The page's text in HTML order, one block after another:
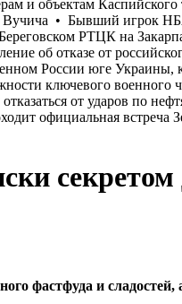
секретом
фастфуда и